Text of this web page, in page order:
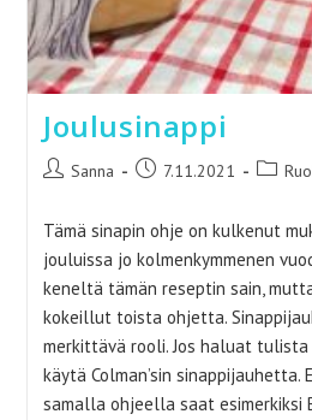
Joulusinappi
Artikkelin
Sanna
Artikkeli7.11.2021
Tämä sinapin ohje on kulkenut
jouluissa jo kolmenkymmenen
keneltä tämän reseptin sain,
kokeillut toista ohjetta.
merkittävä rooli. Jos haluat
käytä Colman’sin sinappijauhetta.
samalla ohjeella saat esimerkiksi